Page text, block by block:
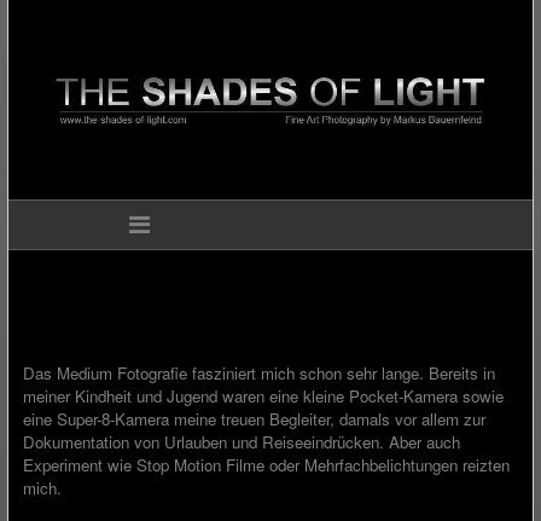
Das Medium Fotografie fasziniert mich schon sehr lange. Bereits in
meiner Kindheit und Jugend waren eine kleine Pocket-Kamera sowie
eine Super-8-Kamera meine treuen Begleiter, damals vor allem zur
Dokumentation von Urlauben und Reiseeindrücken. Aber auch
Experiment wie Stop Motion Filme oder Mehrfachbelichtungen reizten
mich.